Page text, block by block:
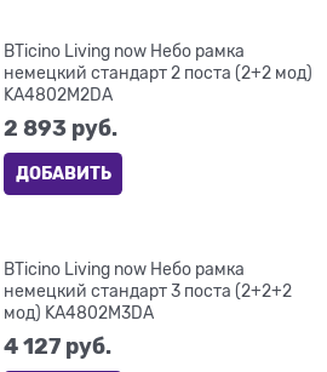
BTicino Living now Небо рамка
немецкий стандарт 2 поста (2+2 мод)
KA4802M2DA
2 893 руб.
ДОБАВИТЬ
BTicino Living now Небо рамка
немецкий стандарт 3 поста (2+2+2
мод) KA4802M3DA
4 127 руб.